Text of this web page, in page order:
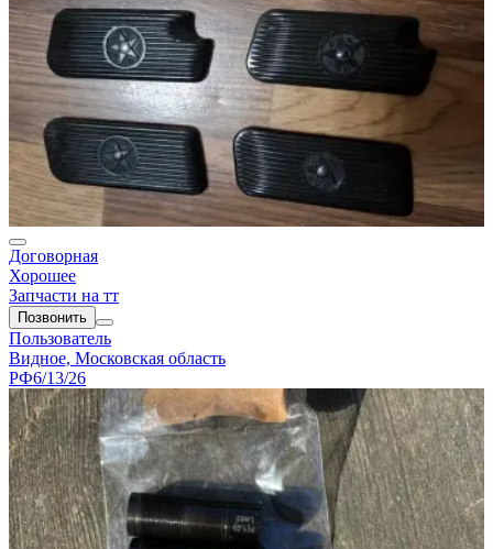
Договорная
Хорошее
Запчасти на тт
Позвонить
Пользователь
Видное, Московская область
РФ6/13/26